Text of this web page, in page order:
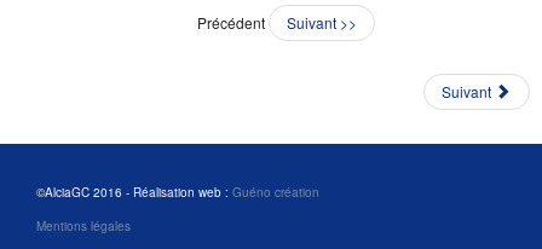
Précédent Suivant >>
Suivant
©AlciaGC 2016 - Réalisation web : Guéno création
Mentions légales